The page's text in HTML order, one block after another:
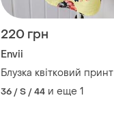
220 грн
Envii
Блузка квітковий принт
36 / S / 44 и еще 1